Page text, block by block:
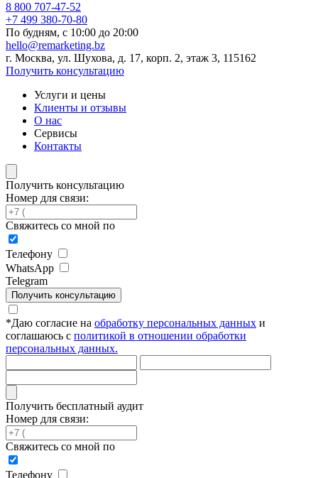
8 800 707-47-52
+7 499 380-70-80
По будням, с 10:00 до 20:00
hello@remarketing.bz
г. Москва, ул. Шухова, д. 17, корп. 2, этаж 3, 115162
Получить консультацию
Услуги и цены
Клиенты и отзывы
О нас
Сервисы
Контакты
Получить консультацию
Номер для связи:
Свяжитесь со мной по
Телефону
WhatsApp
Telegram
Получить консультацию
*Даю согласие на обработку персональных данных и
соглашаюсь с политикой в отношении обработки
персональных данных.
Получить бесплатный аудит
Номер для связи:
Свяжитесь со мной по
Телефону